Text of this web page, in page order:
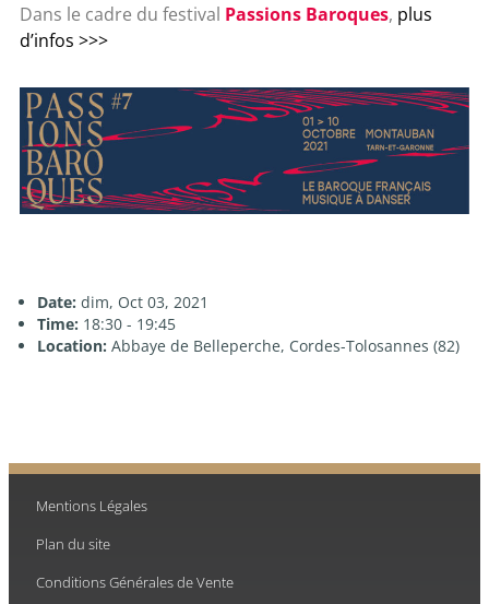
Dans le cadre du festival Passions Baroques, plus
d’infos >>>
Date: dim, Oct 03, 2021
Time: 18:30 - 19:45
Location: Abbaye de Belleperche, Cordes-Tolosannes (82)
Mentions Légales
Plan du site
Conditions Générales de Vente